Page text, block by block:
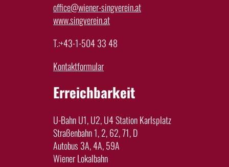
office@wiener-singverein.at
www.singverein.at
T.:+43-1-504 33 48
Kontaktformular
Erreichbarkeit
U-Bahn U1, U2, U4 Station Karlsplatz
Straßenbahn 1, 2, 62, 71, D
Autobus 3A, 4A, 59A
Wiener Lokalbahn